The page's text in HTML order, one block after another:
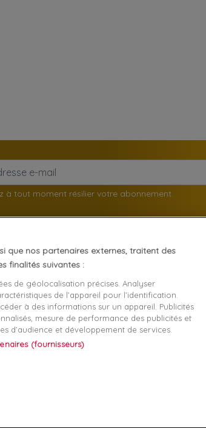
à tout moment résilier votre abonnement.
À propos
Mentions légales
Conditions générales de vente
Qui sommes nous?
Informatique et liberté
que nos partenaires externes, traitent des
finalités suivantes :
de géolocalisation précises. Analyser
de l’appareil pour l’identification.
à des informations sur un appareil. Publicités
mesure de performance des publicités et
d’audience et développement de services.
(fournisseurs)